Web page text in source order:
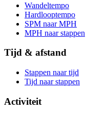
Wandeltempo
Hardlooptempo
SPM naar MPH
MPH naar stappen
Tijd & afstand
Stappen naar tijd
Tijd naar stappen
Activiteit